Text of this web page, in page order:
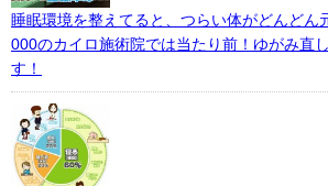
睡眠環境を整えてると、つらい体がどんどん
000のカイロ施術院では当たり前！ゆがみ直
す！